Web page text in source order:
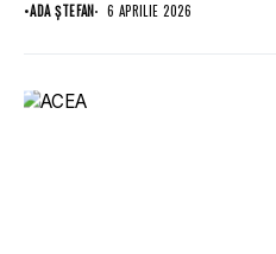
•ADA ȘTEFAN 6 APRILIE 2026